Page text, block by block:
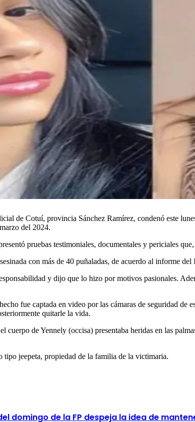
de Cotuí, provincia Sánchez Ramírez, condenó este
del 2024.
pruebas testimoniales, documentales y periciales
con más de 40 puñaladas, de acuerdo al informe
y dijo que lo hizo por motivos pasionales.
fue captada en video por las cámaras de seguridad
quitarle la vida.
cuerpo de Yennely (occisa) presentaba heridas en las
jeepeta, propiedad de la familia de la victimaria.
domingo de la FP despeja la idea de